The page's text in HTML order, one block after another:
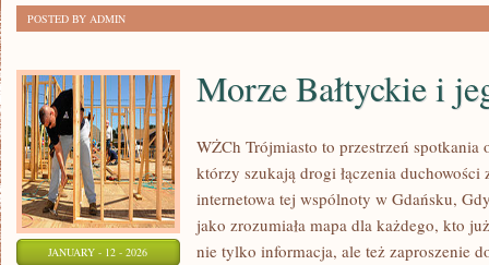
POSTED BY ADMIN
JANUARY - 12 - 2026
Morze Bałtyckie i
WŻCh Trójmiasto to przestrzeń spotkania
którzy szukają drogi łączenia duchowości
internetowa tej wspólnoty w Gdańsku,
jako zrozumiała mapa dla każdego, kto
nie tylko informacja, ale też zaproszenie